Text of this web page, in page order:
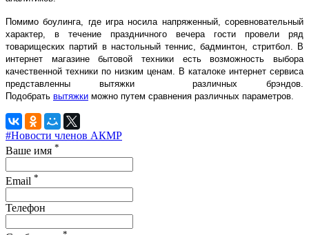
Помимо боулинга, где игра носила напряженный, соревновательный
характер, в течение праздничного вечера гости провели ряд
товарищеских партий в настольный теннис, бадминтон, стритбол.
В
интернет магазине бытовой техники есть возможность выбора
качественной техники по низким ценам. В каталоке интернет сервиса
представленны вытяжки различных брэндов.
Подобрать вытяжки можно путем сравнения различных параметров.
#Новости членов АКМР
Ваше имя *
Email *
Телефон